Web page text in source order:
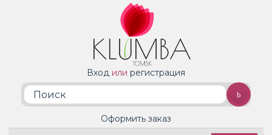
Вход или регистрация
Оформить заказ